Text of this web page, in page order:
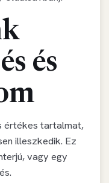
és
értékes tartalmat,
illeszkedik. Ez
vagy egy